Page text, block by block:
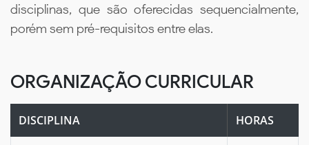
disciplinas, que são oferecidas sequencialmente,
porém sem pré-requisitos entre elas.
ORGANIZAÇÃO CURRICULAR
DISCIPLINA HORAS